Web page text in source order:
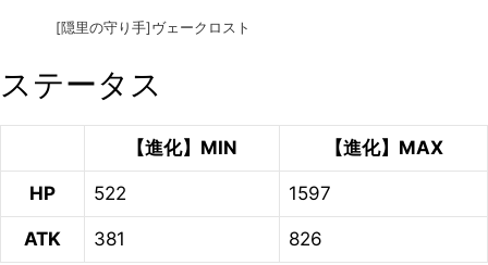
[隠里の守り手]ヴェークロスト
ステータス
【進化】MIN 【進化】MAX
HP 522 1597
ATK 381 826